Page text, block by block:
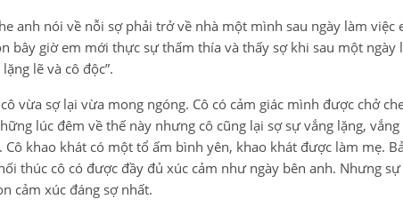
anh nói về nỗi sợ phải trở về nhà một mình sau ngày làm việc
bây giờ em mới thực sự thấm thía và thấy sợ khi sau một ngày
lẽ và cô độc”.
vừa sợ lại vừa mong ngóng. Cô có cảm giác mình được chở
lúc đêm về thế này nhưng cô cũng lại sợ sự vắng lặng,
khao khát có một tổ ấm bình yên, khao khát được làm mẹ.
thúc cô có được đầy đủ xúc cảm như ngày bên anh. Nhưng
cảm xúc đáng sợ nhất.